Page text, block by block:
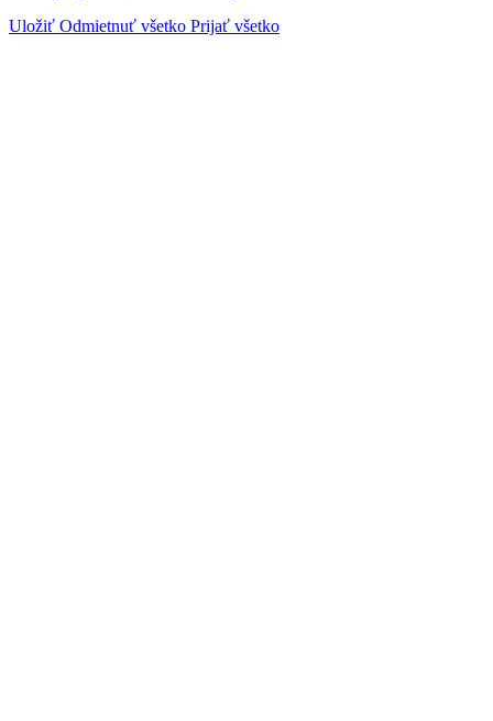
Uložiť Odmietnuť všetko Prijať všetko